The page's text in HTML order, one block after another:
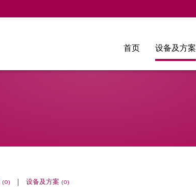
Skip
content
首页 设备及方案
(0) 设备及方案 (0)